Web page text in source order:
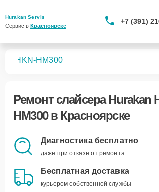
Hurakan Servis
Сервис в Красноярске
+7 (391)
HKN-HM300
Ремонт слайсера Hurakan
HM300в Красноярске
Диагностика бесплатно
даже при отказе от ремонта
Бесплатная доставка
курьером собственной службы